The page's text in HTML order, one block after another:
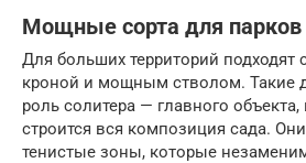
Мощные сорта для парков
Для больших территорий подходят
кроной и мощным стволом. Такие
роль солитера — главного объекта,
строится вся композиция сада.
тенистые зоны, которые